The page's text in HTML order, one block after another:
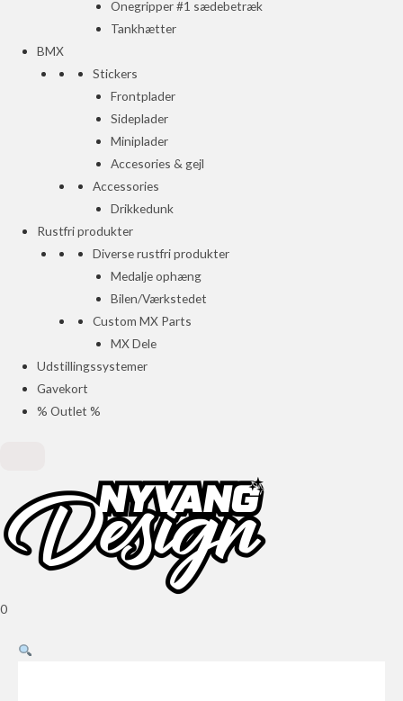
Onegripper #1 sædebetræk
Tankhætter
BMX
Stickers
Frontplader
Sideplader
Miniplader
Accesories & gejl
Accessories
Drikkedunk
Rustfri produkter
Diverse rustfri produkter
Medalje ophæng
Bilen/Værkstedet
Custom MX Parts
MX Dele
Udstillingssystemer
Gavekort
% Outlet %
0